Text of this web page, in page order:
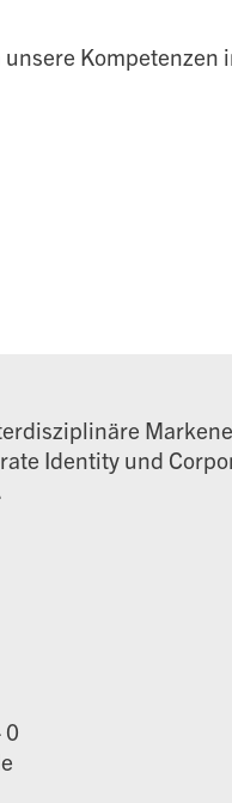
unsere Kompetenzen
Identity und
0